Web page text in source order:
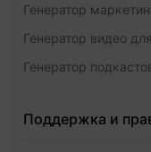
Генератор
Генератор видео
Генератор
Поддержка и